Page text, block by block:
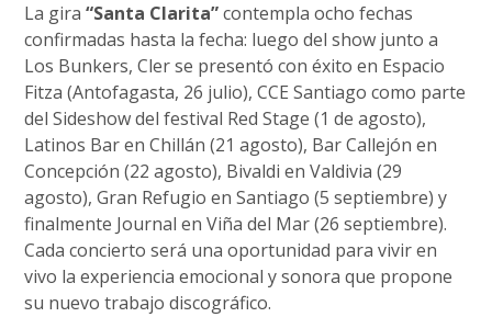
La gira“Santa Clarita”contempla ocho fechas
confirmadas hasta la fecha: luego del show junto a
Los Bunkers, Cler se presentó con éxito en Espacio
Fitza (Antofagasta, 26 julio), CCE Santiago como parte
del Sideshow del festival Red Stage (1 de agosto),
Latinos Bar en Chillán (21 agosto), Bar Callejón en
Concepción (22 agosto), Bivaldi en Valdivia (29
agosto), Gran Refugio en Santiago (5 septiembre) y
finalmente Journal en Viña del Mar (26 septiembre).
Cada concierto será una oportunidad para vivir en
vivo la experiencia emocional y sonora que propone
su nuevo trabajo discográfico.